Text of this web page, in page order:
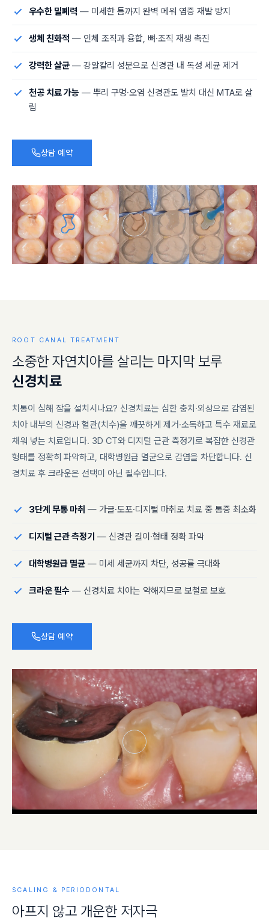
우수한 밀폐력 — 미세한 틈까지 완벽 메워 염증 재발 방지
생체 친화적 — 인체 조직과 융합, 뼈·조직 재생 촉진
강력한 살균 — 강알칼리 성분으로 신경관 내 독성 세균 제거
천공 치료 가능 — 뿌리 구멍·오염 신경관도 발치 대신 MTA로 살
림
상담 예약
ROOT CANAL TREATMENT
소중한 자연치 아를 살리는 마지 막 보루
신경치 료
치통이 심해 잠을 설치시나요? 신경치료는 심한 충치·외상으로 감염된
치아 내부의 신경과 혈관(치수)을 깨끗하게 제거·소독하고 특수 재료로
채워 넣는 치료입니다. 3D CT와 디지털 근관 측정기로 복잡한 신경관
형태를 정확히 파악하고, 대학병원급 멸균으로 감염을 차단합니다. 신
경치료 후 크라운은 선택이 아닌 필수입니다.
3단계 무통 마취 — 가글·도포·디지털 마취로 치료 중 통증 최소화
디지털 근관 측정기 — 신경관 길이·형태 정확 파악
대학병원급 멸균 — 미세 세균까지 차단, 성공률 극대화
크라운 필수 — 신경치료 치아는 약해지므로 보철로 보호
상담 예약
SCALING & PERIODONTAL
아프지 않고 개운한 저자극